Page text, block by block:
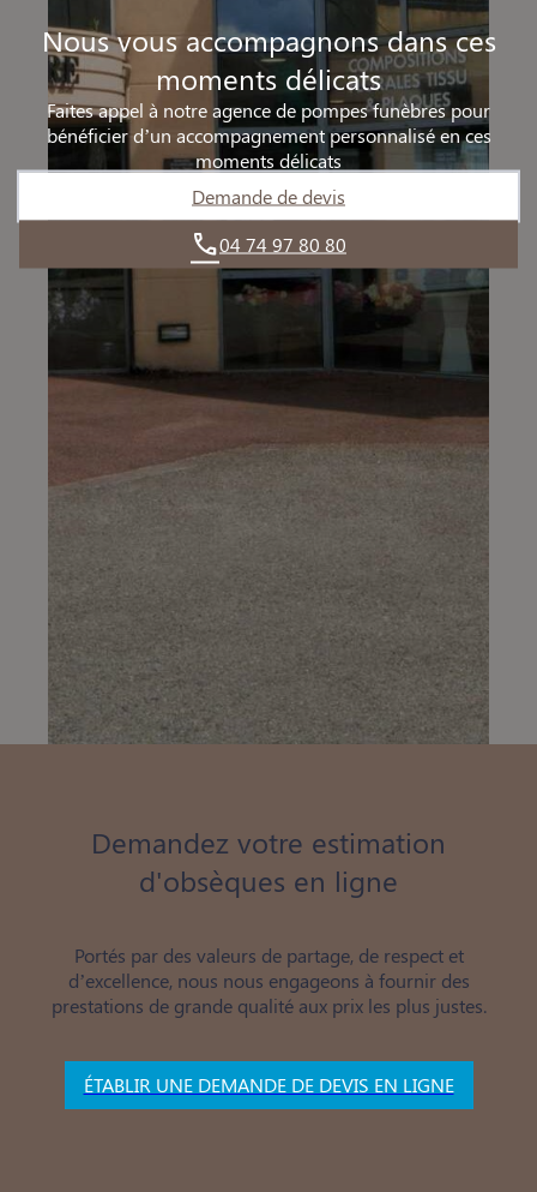
Nous vous accompagnons dans ces
moments délicats
Faites appel à notre agence de pompes funèbres pour
bénéficier d’un accompagnement personnalisé en ces
moments délicats
Demande de devis
04 74 97 80 80
Demandez votre estimation
d'obsèques en ligne
Portés par des valeurs de partage, de respect et
d’excellence, nous nous engageons à fournir des
prestations de grande qualité aux prix les plus justes.
ÉTABLIR UNE DEMANDE DE DEVIS EN LIGNE